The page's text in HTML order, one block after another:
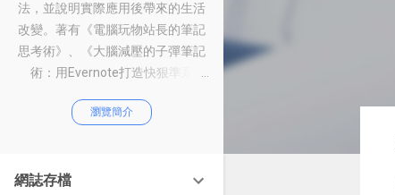
法，並說明實際應用後帶來的生活
改變。著有《電腦玩物站長的筆記
思考術》、《大腦減壓的子彈筆記
術：用Evernote打造快狠準系
作術：從職場到人生的100個聰明
瀏覽簡介
網誌存檔